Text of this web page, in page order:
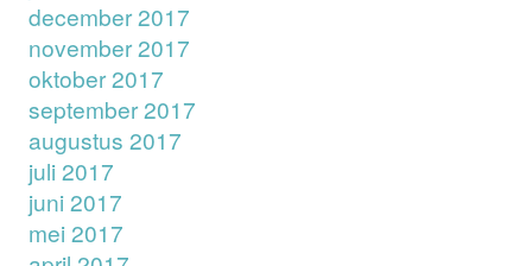
december 2017
november 2017
oktober 2017
september 2017
augustus 2017
juli 2017
juni 2017
mei 2017